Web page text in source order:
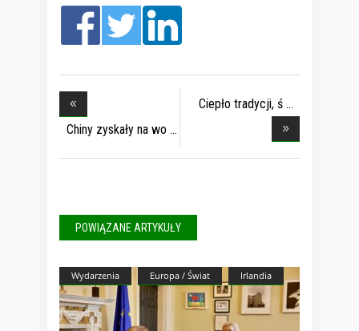
Chiny zyskały na wo
Ciepło tradycji, ś
POWIĄZANE ARTYKUŁY
Wydarzenia Europa / Świat Irlandia